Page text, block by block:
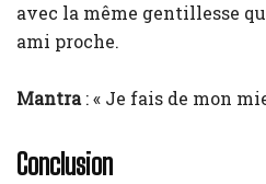
avec la même gentillesse
ami proche.
Mantra: « Je fais de mon
Conclusion